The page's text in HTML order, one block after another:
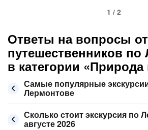
1 / 2
Ответы на вопросы от
путешественников по
в категории
Самые популярные
Лермонтове
Сколько стоит экскурсия по
августе 2026